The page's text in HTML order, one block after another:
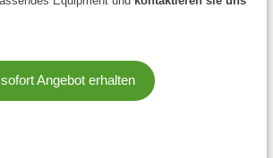
Angebot erhalten